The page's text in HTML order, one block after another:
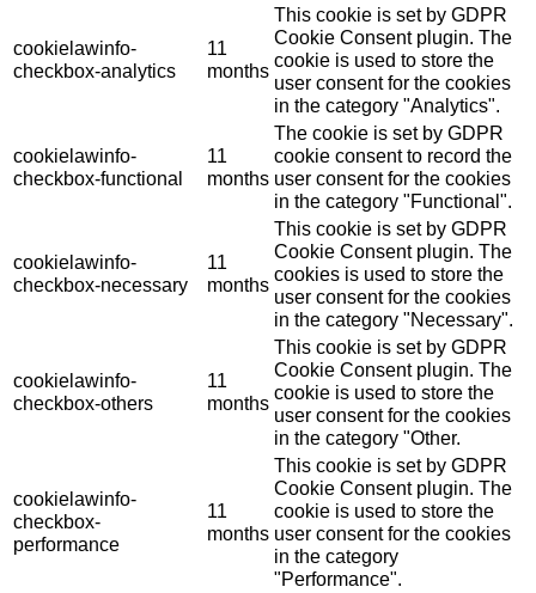
cookielawinfo-
checkbox-analytics
11
months
This cookie is set by GDPR
Cookie Consent plugin. The
cookie is used to store the
user consent for the cookies
in the category "Analytics".
cookielawinfo-
checkbox-functional
11
months
The cookie is set by GDPR
cookie consent to record the
user consent for the cookies
in the category "Functional".
cookielawinfo-
checkbox-necessary
11
months
This cookie is set by GDPR
Cookie Consent plugin. The
cookies is used to store the
user consent for the cookies
in the category "Necessary".
cookielawinfo-
checkbox-others
11
months
This cookie is set by GDPR
Cookie Consent plugin. The
cookie is used to store the
user consent for the cookies
in the category "Other.
cookielawinfo-
checkbox-
performance
11
months
This cookie is set by GDPR
Cookie Consent plugin. The
cookie is used to store the
user consent for the cookies
in the category
"Performance".